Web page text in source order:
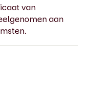
van
aan